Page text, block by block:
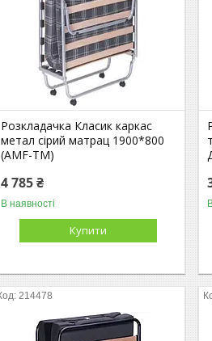
Розкладачка Класик каркас
метал сірий матрац 1900*800
(AMF-ТМ)
4 785 ₴
В наявності
Купити
214478